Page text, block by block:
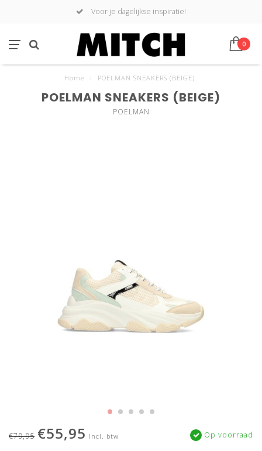
Voor je dagelijkse inspiratie!
0
Home POELMAN SNEAKERS (BEIGE)
POELMAN SNEAKERS (BEIGE)
POELMAN
€79,95 €55,95 Incl. btw Op voorraad